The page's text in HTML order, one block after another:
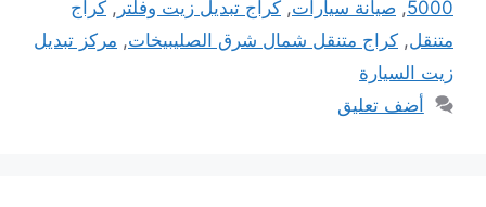
5000
, صيانة سيارات, كراج تبديل زيت وفلتر , كراج
متنقل, كراج متنقل شمال شرق الصليبيخات, مركز تبديل
زيت السيارة
أضف تعليق